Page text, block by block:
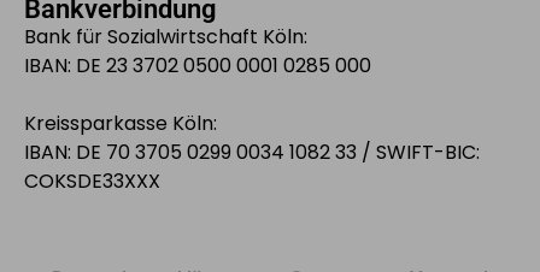
Bankverbindung
Bank für Sozialwirtschaft Köln:
IBAN: DE 23 3702 0500 0001 0285 000
Kreissparkasse Köln:
IBAN: DE 70 3705 0299 0034 1082 33 / SWIFT-BIC:
COKSDE33XXX